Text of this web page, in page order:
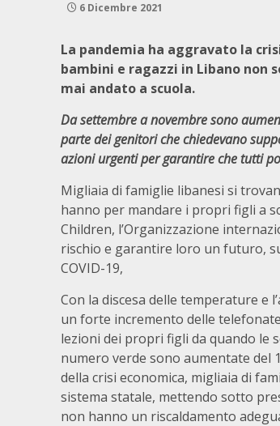
6 Dicembre 2021
La pandemia ha aggravato la
bambini e ragazzi in Libano non
mai andato a scuola.
Da settembre a novembre sono
partedei genitori che chiedevano
azioni urgenti per garantire che tutti
Migliaia di famiglie libanesi si
hanno per mandare i propri figli a
Children, l’Organizzazione
rischio e garantire loro un futuro,
COVID-19,
Con la discesa delle temperature e
un forte incremento delle
lezioni dei propri figli da quando le
numero verde sono aumentate del
della crisi economica, migliaia di
sistema statale, mettendo sotto
non hanno un riscaldamento